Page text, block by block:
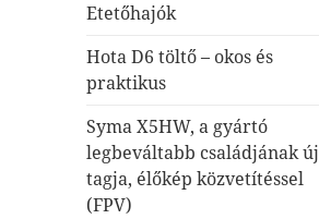
Etetőhajók
Hota D6 töltő – okos és
praktikus
Syma X5HW, a gyártó
legbeváltabb családjának új
tagja, élőkép közvetítéssel
(FPV)